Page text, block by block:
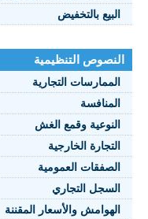
البيع بالتخفيض
النصوص التنظيمية
الممارسات التجارية
المنافسة
النوعية وقمع الغش
التجارة الخارجية
الصفقات العمومية
السجل التجاري
الهوامش والأسعار المقننة